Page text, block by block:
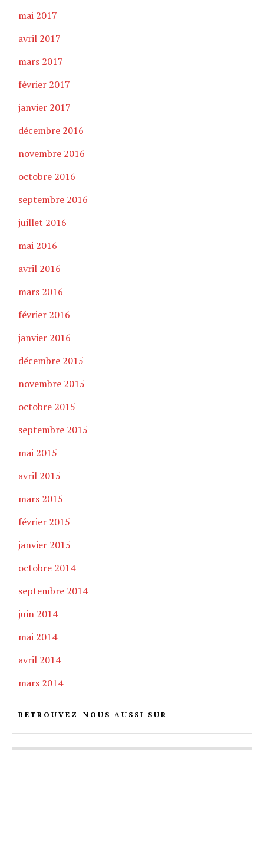
mai 2017
avril 2017
mars 2017
février 2017
janvier 2017
décembre 2016
novembre 2016
octobre 2016
septembre 2016
juillet 2016
mai 2016
avril 2016
mars 2016
février 2016
janvier 2016
décembre 2015
novembre 2015
octobre 2015
septembre 2015
mai 2015
avril 2015
mars 2015
février 2015
janvier 2015
octobre 2014
septembre 2014
juin 2014
mai 2014
avril 2014
mars 2014
RETROUVEZ-NOUS AUSSI SUR